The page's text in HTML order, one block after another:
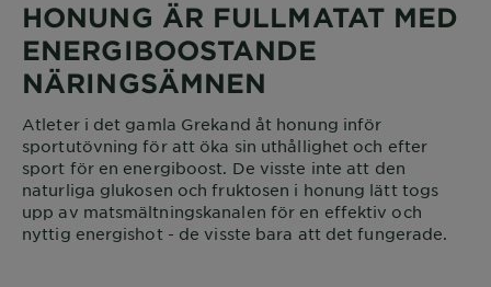
HONUNG ÄR FULLMATAT MED
ENERGIBOOSTANDE
NÄRINGSÄMNEN
Atleter i det gamla Grekand åt honung inför
sportutövning för att öka sin uthållighet och efter
sport för en energiboost. De visste inte att den
naturliga glukosen och fruktosen i honung lätt togs
upp av matsmältningskanalen för en effektiv och
nyttig energishot - de visste bara att det fungerade.